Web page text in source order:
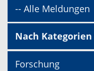
-- Alle Meldungen
Nach
Forschung